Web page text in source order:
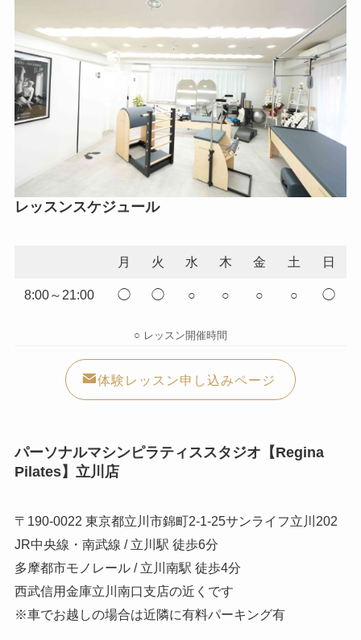
レッスンスケジュール
月 火 水 木 金 土 日
8:00～21:00 ◯ ◯ ○ ○ ○ ○ ◯
○ レッスン開催時間
体験レッスン申し込みページ
パーソナルマシンピラティススタジオ【Regina
Pilates】立川店
〒190-0022 東京都立川市錦町2-1-25サンライフ立川202
JR中央線・南武線 / 立川駅 徒歩6分
多摩都市モノレール / 立川南駅 徒歩4分
西武信用金庫立川南口支店の近くです
※車でお越しの場合は近隣に有料パーキング有